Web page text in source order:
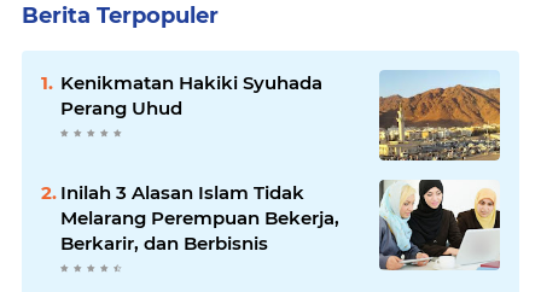
Berita Terpopuler
Kenikmatan Hakiki Syuhada
Perang Uhud
Inilah 3 Alasan Islam Tidak
Melarang Perempuan Bekerja,
Berkarir, dan Berbisnis